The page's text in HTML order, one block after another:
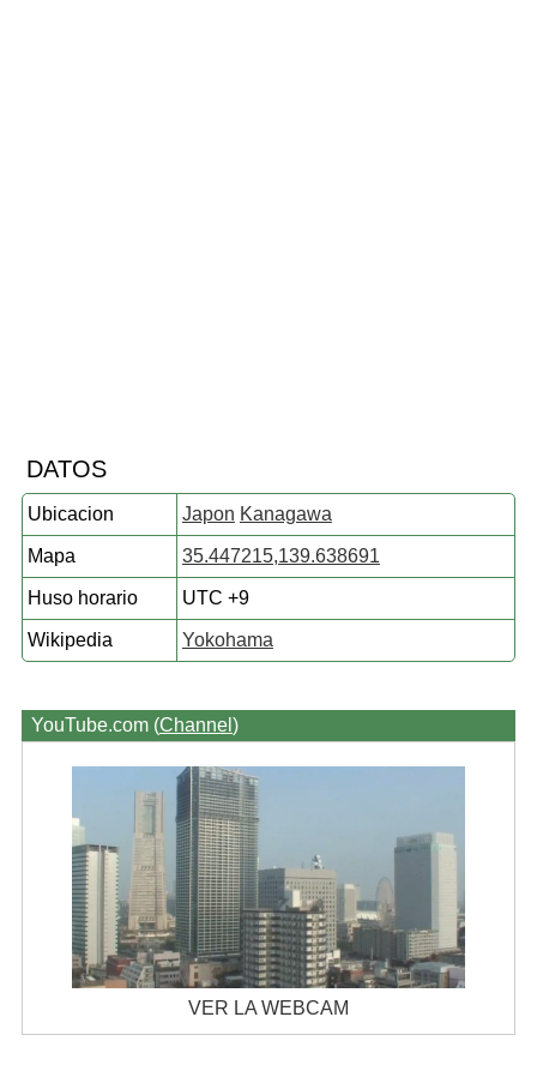
DATOS
Ubicacion Japon Kanagawa
Mapa 35.447215,139.638691
Huso horario UTC +9
Wikipedia Yokohama
YouTube.com (Channel )
VER LA WEBCAM